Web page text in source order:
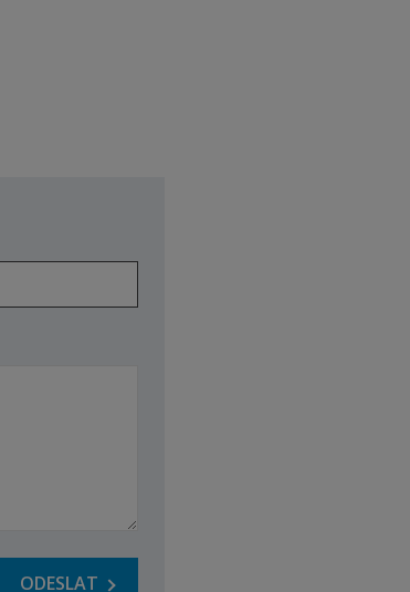
ODESLAT